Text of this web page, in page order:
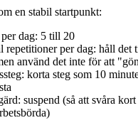
en stabil startpunkt:
dag: 5 till 20
repetitioner per dag: håll
använd det inte för att
korta steg som 10
suspend (så att svåra